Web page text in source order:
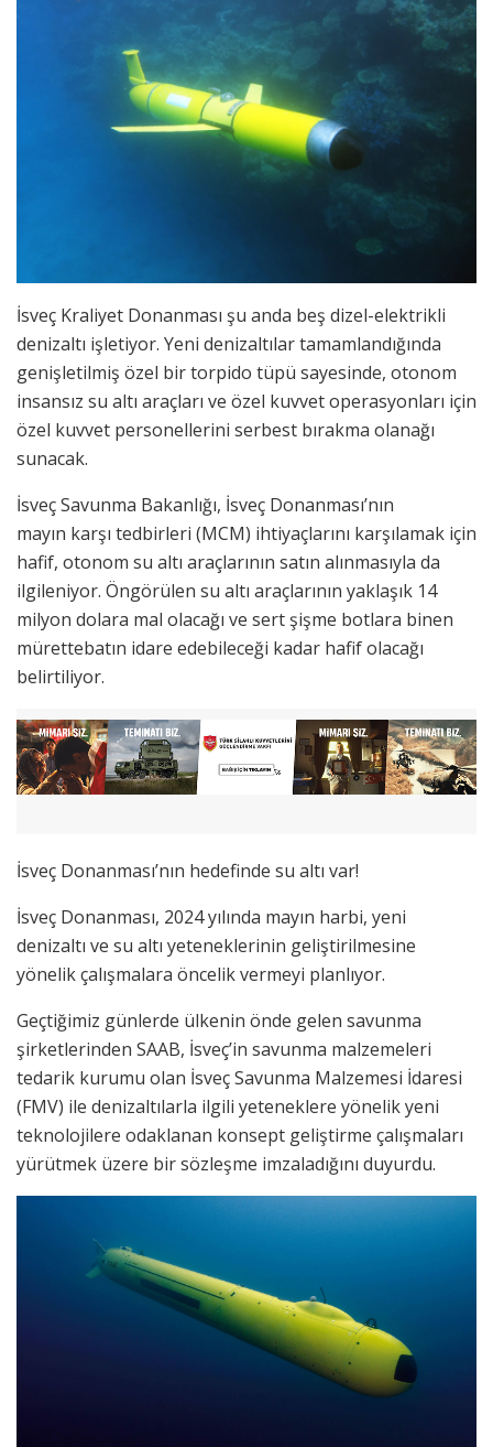
İsveç Kraliyet Donanması şu anda beş dizel-elektrikli
denizaltı işletiyor. Yeni denizaltılar tamamlandığında
genişletilmiş özel bir torpido tüpü sayesinde, otonom
insansız su altı araçları ve özel kuvvet operasyonları için
özel kuvvet personellerini serbest bırakma olanağı
sunacak.
İsveç Savunma Bakanlığı, İsveç Donanması’nın
mayın karşı tedbirleri (MCM) ihtiyaçlarını karşılamak için
hafif, otonom su altı araçlarının satın alınmasıyla da
ilgileniyor. Öngörülen su altı araçlarının yaklaşık 14
milyon dolara mal olacağı ve sert şişme botlara binen
mürettebatın idare edebileceği kadar hafif olacağı
belirtiliyor.
İsveç Donanması’nın hedefinde su altı var!
İsveç Donanması, 2024 yılında mayın harbi, yeni
denizaltı ve su altı yeteneklerinin geliştirilmesine
yönelik çalışmalara öncelik vermeyi planlıyor.
Geçtiğimiz günlerde ülkenin önde gelen savunma
şirketlerinden SAAB, İsveç’in savunma malzemeleri
tedarik kurumu olan İsveç Savunma Malzemesi İdaresi
(FMV) ile denizaltılarla ilgili yeteneklere yönelik yeni
teknolojilere odaklanan konsept geliştirme çalışmaları
yürütmek üzere bir sözleşme imzaladığını duyurdu.